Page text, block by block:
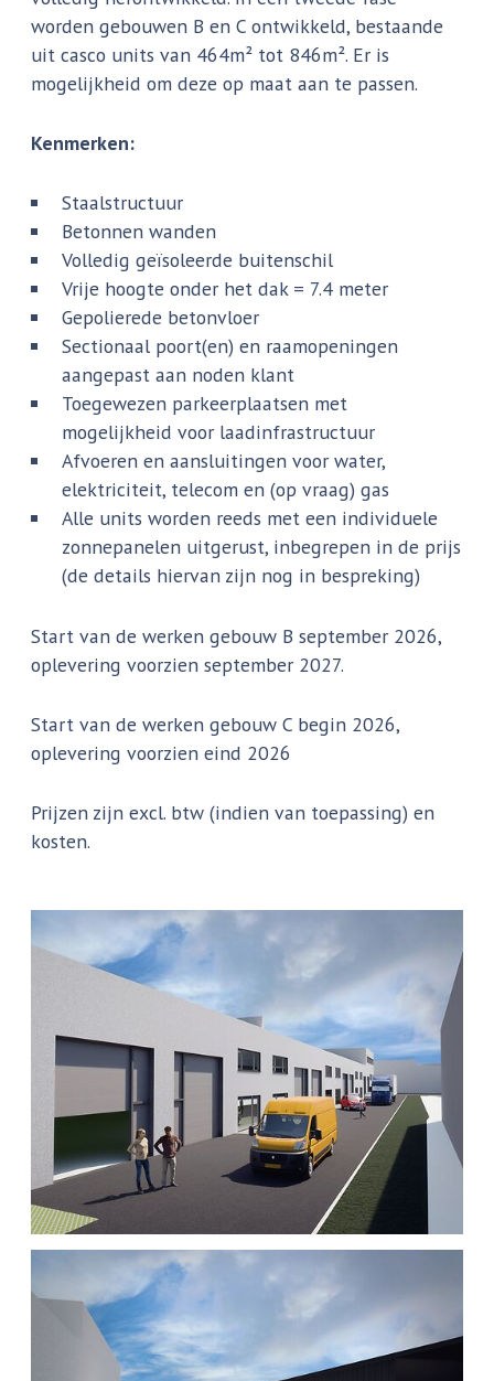
worden gebouwen B en C ontwikkeld, bestaande
uit casco units van 464m² tot 846m². Er is
mogelijkheid om deze op maat aan te passen.
Kenmerken:
Staalstructuur
Betonnen wanden
Volledig geïsoleerde buitenschil
Vrije hoogte onder het dak = 7.4 meter
Gepolierede betonvloer
Sectionaal poort(en) en raamopeningen
aangepast aan noden klant
Toegewezen parkeerplaatsen met
mogelijkheid voor laadinfrastructuur
Afvoeren en aansluitingen voor water,
elektriciteit, telecom en (op vraag) gas
Alle units worden reeds met een individuele
zonnepanelen uitgerust, inbegrepen in de prijs
(de details hiervan zijn nog in bespreking)
Start van de werken gebouw B september 2026,
oplevering voorzien september 2027.
Start van de werken gebouw C begin 2026,
oplevering voorzien eind 2026
Prijzen zijn excl. btw (indien van toepassing) en
kosten.